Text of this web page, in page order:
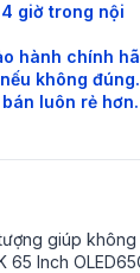
giờ trong nội
hành chính
không đúng.
luôn rẻ hơn.
giúp
65 Inch